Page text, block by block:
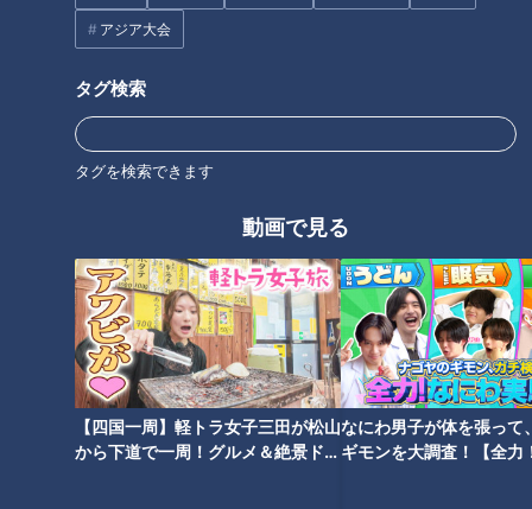
アジア大会
タグ検索
タグを検索できます
動画で見る
【四国一周】軽トラ女子三田が松山
から下道で一周！グルメ＆絶景ドラ
なにわ男子が体を張って
ギモンを大調査！【全力
（地元の男性）
す。食べないと損します」
CBCテレビ『チャント！』食べなきゃ損する！愛されフード